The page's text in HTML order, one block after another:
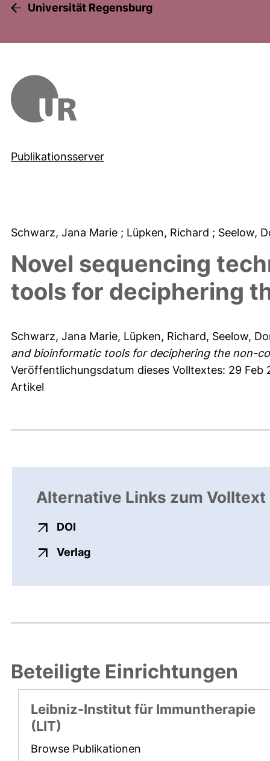
Universität Regensburg
Publikationsserver
Schwarz, Jana Marie ; Lüpken, Richard ; Seelow,
Novel sequencing
tools for deciphering
Schwarz, Jana Marie, Lüpken, Richard, Seelow,
and bioinformatic tools for deciphering the non-
Veröffentlichungsdatum dieses Volltextes: 29 Feb
Artikel
Alternative Links zum Volltext
DOI
Verlagexterner Link, öffnet neues
Beteiligte Einrichtungen
Leibniz-Institut für Immuntherapie
(LIT)
Browse Publikationen